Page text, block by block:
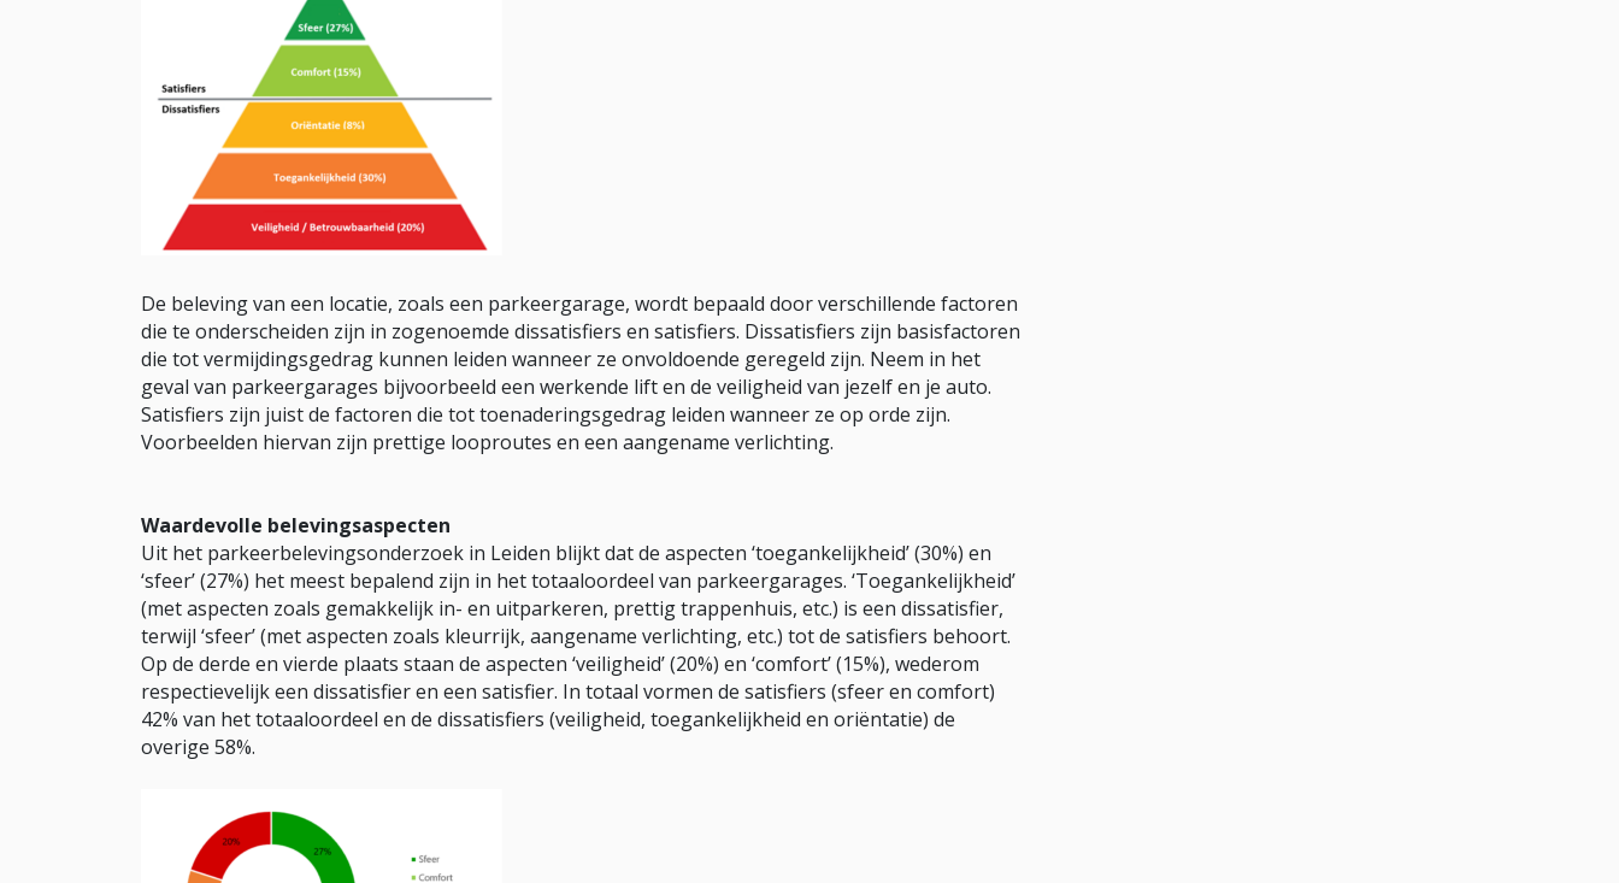
De beleving van een locatie, zoals een parkeergarage, wordt bepaald door verschillende factoren
die te onderscheiden zijn in zogenoemde dissatisfiers en satisfiers. Dissatisfiers zijn basisfactoren
die tot vermijdingsgedrag kunnen leiden wanneer ze onvoldoende geregeld zijn. Neem in het
geval van parkeergarages bijvoorbeeld een werkende lift en de veiligheid van jezelf en je auto.
Satisfiers zijn juist de factoren die tot toenaderingsgedrag leiden wanneer ze op orde zijn.
Voorbeelden hiervan zijn prettige looproutes en een aangename verlichting.
Waardevolle belevingsaspecten
Uit het parkeerbelevingsonderzoek in Leiden blijkt dat de aspecten ‘toegankelijkheid’ (30%) en
‘sfeer’ (27%) het meest bepalend zijn in het totaaloordeel van parkeergarages. ‘Toegankelijkheid’
(met aspecten zoals gemakkelijk in- en uitparkeren, prettig trappenhuis, etc.) is een dissatisfier,
terwijl ‘sfeer’ (met aspecten zoals kleurrijk, aangename verlichting, etc.) tot de satisfiers behoort.
Op de derde en vierde plaats staan de aspecten ‘veiligheid’ (20%) en ‘comfort’ (15%), wederom
respectievelijk een dissatisfier en een satisfier. In totaal vormen de satisfiers (sfeer en comfort)
42% van het totaaloordeel en de dissatisfiers (veiligheid, toegankelijkheid en oriëntatie) de
overige 58%.